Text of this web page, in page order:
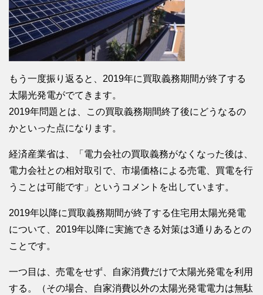
もう一度振り返ると、2019年に買取義務期間が終了する
太陽光発電がでてきます。
2019年問題とは、この買取義務期間終了後にどうなるの
かといった点になります。
経済産業省は、「電力会社の買取義務がなくなった後は、
電力会社との相対取引で、市場価格による売電、買電を行
うことは可能です」というコメントを出しています。
2019年以降に買取義務期間が終了する住宅用太陽光発電
について、2019年以降に実施できる対策は3通りあるとの
ことです。
一つ目は、売電をせず、自家消費だけで太陽光発電を利用
する。（その場合、自家消費以外の太陽光発電電力は無駄